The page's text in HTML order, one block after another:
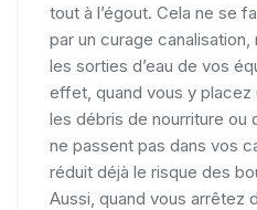
tout à l’égout. Cela ne se
par un curage
les sorties d’eau de vos
effet, quand vous y placez
les débris de nourriture ou
ne passent pas dans vos
réduit déjà le risque des
Aussi, quand vous arrêtez